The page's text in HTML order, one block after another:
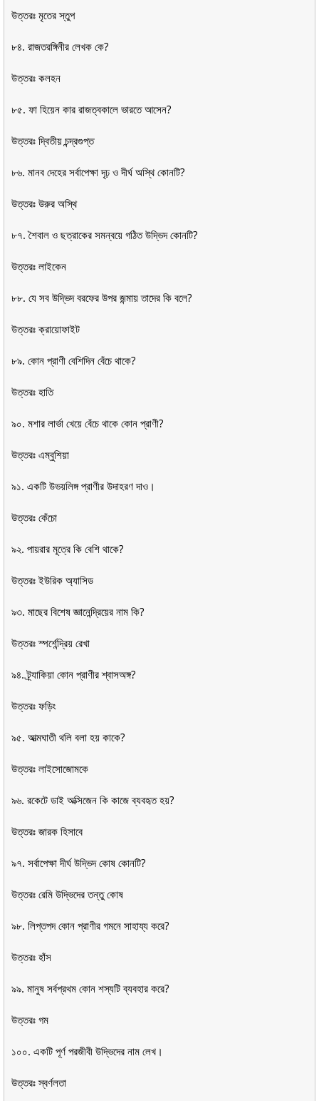
উত্তরঃ মৃতের স্তুপ
৮৪. রাজতরঙ্গিনীর লেখক কে?
উত্তরঃ কলহন
৮৫. ফা হিয়েন কার রাজত্বকালে ভারতে আসেন?
উত্তরঃ দ্বিতীয় চন্দ্রগুপ্ত
৮৬. মানব দেহের সর্বাপেক্ষা দৃঢ় ও দীর্ঘ অস্থি কোনটি?
উত্তরঃ উরুর অস্থি
৮৭. শৈবাল ও ছত্রাকের সমন্বয়ে গঠিত উদ্ভিদ কোনটি?
উত্তরঃ লাইকেন
৮৮. যে সব উদ্ভিদ বরফের উপর জন্মায় তাদের কি বলে?
উত্তরঃ ক্রায়োফাইট
৮৯. কোন প্রাণী বেশিদিন বেঁচে থাকে?
উত্তরঃ হাতি
৯০. মশার লার্ভা খেয়ে বেঁচে থাকে কোন প্রাণী?
উত্তরঃ এম্বুশিয়া
৯১. একটি উভয়লিঙ্গ প্রাণীর উদাহরণ দাও।
উত্তরঃ কেঁচো
৯২. পায়রার মূত্রে কি বেশি থাকে?
উত্তরঃ ইউরিক অ্যাসিড
৯৩. মাছের বিশেষ জ্ঞানেন্দ্রিয়ের নাম কি?
উত্তরঃ স্পর্শেন্দ্রিয় রেখা
৯৪. ট্র্যাকিয়া কোন প্রাণীর শ্বাসঅঙ্গ?
উত্তরঃ ফড়িং
৯৫. আত্মঘাতী থলি বলা হয় কাকে?
উত্তরঃ লাইসোজোমকে
৯৬. রকেটে ডাই অক্সিজেন কি কাজে ব্যবহৃত হয়?
উত্তরঃ জারক হিসাবে
৯৭. সর্বাপেক্ষা দীর্ঘ উদ্ভিদ কোষ কোনটি?
উত্তরঃ রেমি উদ্ভিদের তন্তু কোষ
৯৮. লিপ্তপদ কোন প্রাণীর গমনে সাহায্য করে?
উত্তরঃ হাঁস
৯৯. মানুষ সর্বপ্রথম কোন শস্যটি ব্যবহার করে?
উত্তরঃ গম
১০০. একটি পূর্ণ পরজীবী উদ্ভিদের নাম লেখ।
উত্তরঃ স্বর্ণলতা